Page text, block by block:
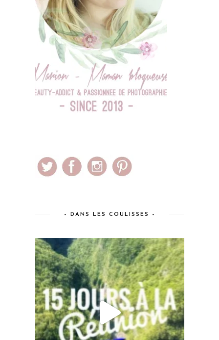
– DANS LES COULISSES –